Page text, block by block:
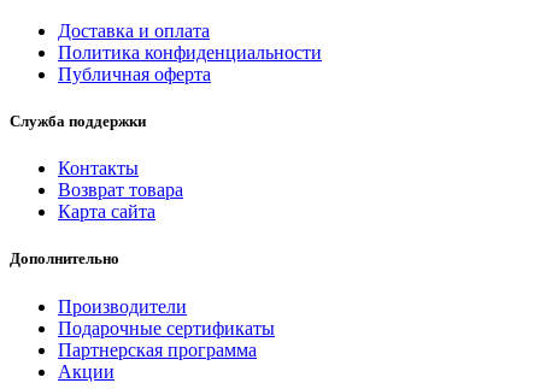
Доставка и оплата
Политика конфиденциальности
Публичная оферта
Служба поддержки
Контакты
Возврат товара
Карта сайта
Дополнительно
Производители
Подарочные сертификаты
Партнерская программа
Акции